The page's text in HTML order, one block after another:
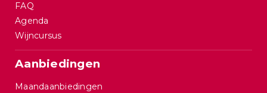
FAQ
Agenda
Wijncursus
Aanbiedingen
Maandaanbiedingen